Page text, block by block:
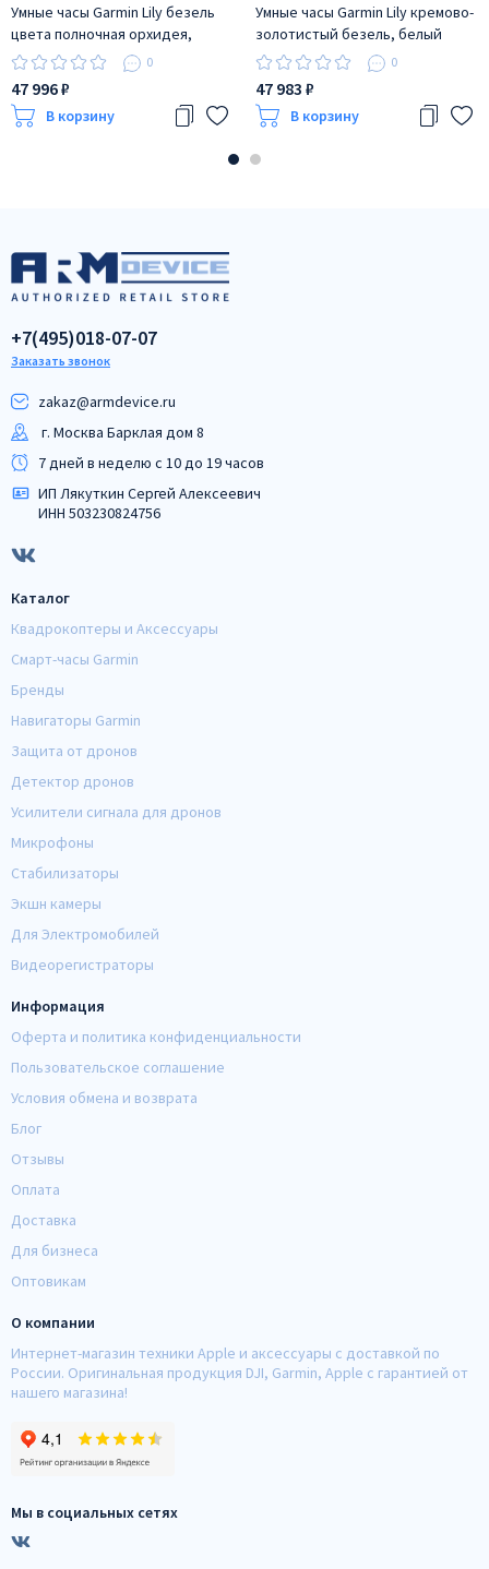
Умные часы Garmin Lily безель
цвета полночная орхидея,
корпус темная орхидея и
силиконовый ремешок
0
47 996 ₽
В корзину
Умные часы Garmin Lily кремово-
золотистый безель, белый
корпус и силиконовый ремешок
0
47 983 ₽
В корзину
+7(495)018-07-07
Заказать звонок
zakaz@armdeviсe.ru
г. Москва Барклая дом 8
7 дней в неделю с 10 до 19 часов
ИП Лякуткин Сергей Алексеевич
ИНН 503230824756
Каталог
Квадрокоптеры и Аксессуары
Смарт-часы Garmin
Бренды
Навигаторы Garmin
Защита от дронов
Детектор дронов
Усилители сигнала для дронов
Микрофоны
Стабилизаторы
Экшн камеры
Для Электромобилей
Видеорегистраторы
Информация
Оферта и политика конфиденциальности
Пользовательское соглашение
Условия обмена и возврата
Блог
Отзывы
Оплата
Доставка
Для бизнеса
Оптовикам
О компании
Интернет-магазин техники Apple и аксессуары с доставкой по
России. Оригинальная продукция DJI, Garmin, Apple с гарантией от
нашего магазина!
Мы в социальных сетях